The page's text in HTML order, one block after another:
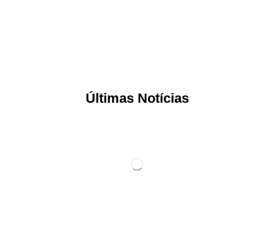
Últimas Notícias